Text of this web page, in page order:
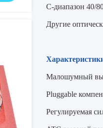
C-диапазон 40/
Другие
Малошумный
Pluggable
Регулируемая